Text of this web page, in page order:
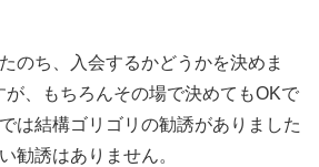
のち、入会するかどうかを決めま
、もちろんその場で決めてもOKで
は結構ゴリゴリの勧誘がありました
勧誘はありません。